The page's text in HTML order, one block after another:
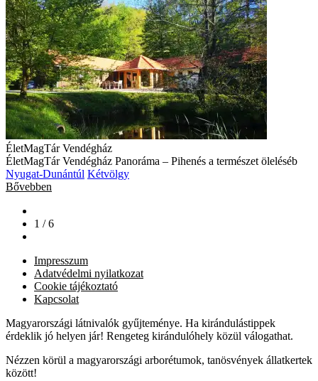
ÉletMagTár Vendégház
ÉletMagTár Vendégház Panoráma – Pihenés a természet öleléséb
Nyugat-Dunántúl Kétvölgy
Bővebben
1 / 6
Impresszum
Adatvédelmi nyilatkozat
Cookie tájékoztató
Kapcsolat
Magyarországi látnivalók gyűjteménye. Ha kirándulástippek
érdeklik jó helyen jár! Rengeteg kirándulóhely közül válogathat.
Nézzen körül a magyarországi arborétumok, tanösvények állatkertek
között!